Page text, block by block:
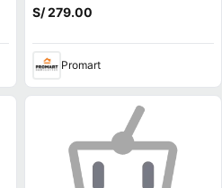
Switch 2 Latam - PREVENTA
S/ 279.00
Promart